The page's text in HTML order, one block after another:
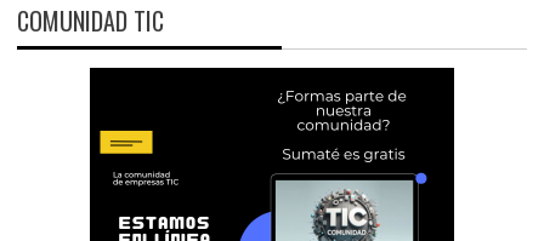
COMUNIDAD TIC